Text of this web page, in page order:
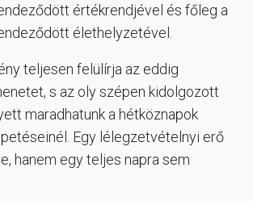
értékrendjével és főleg a
élethelyzetével.
teljesen felülírja az eddig
s az oly szépen kidolgozott
maradhatunk a hétköznapok
Egy lélegzetvételnyi erő
hanem egy teljes napra sem